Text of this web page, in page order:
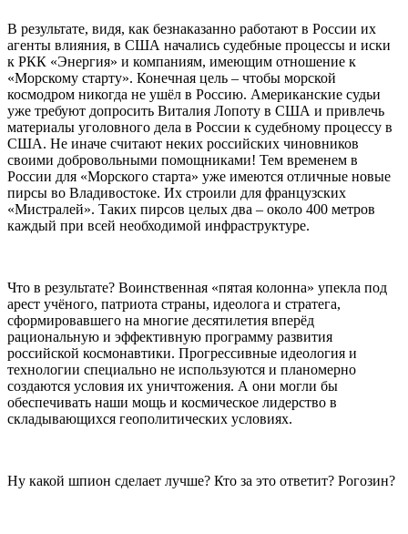
В результате, видя, как безнаказанно работают в России их
агенты влияния, в США начались судебные процессы и иски
к РКК «Энергия» и компаниям, имеющим отношение к
«Морскому старту». Конечная цель – чтобы морской
космодром никогда не ушёл в Россию. Американские судьи
уже требуют допросить Виталия Лопоту в США и привлечь
материалы уголовного дела в России к судебному процессу в
США. Не иначе считают неких российских чиновников
своими добровольными помощниками! Тем временем в
России для «Морского старта» уже имеются отличные новые
пирсы во Владивостоке. Их строили для французских
«Мистралей». Таких пирсов целых два – около 400 метров
каждый при всей необходимой инфраструктуре.
Что в результате? Воинственная «пятая колонна» упекла под
арест учёного, патриота страны, идеолога и стратега,
сформировавшего на многие десятилетия вперёд
рациональную и эффективную программу развития
российской космонавтики. Прогрессивные идеология и
технологии специально не используются и планомерно
создаются условия их уничтожения. А они могли бы
обеспечивать наши мощь и космическое лидерство в
складывающихся геополитических условиях.
Ну какой шпион сделает лучше? Кто за это ответит? Рогозин?